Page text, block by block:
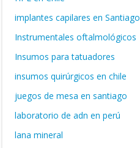
implantes capilares en Santiago
Instrumentales oftalmológicos
Insumos para tatuadores
insumos quirúrgicos en chile
juegos de mesa en santiago
laboratorio de adn en perú
lana mineral